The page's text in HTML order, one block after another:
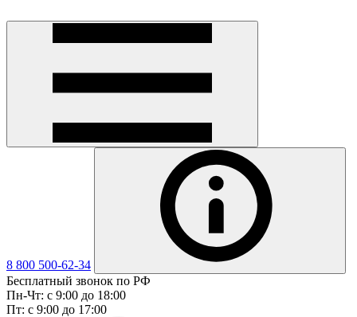
8 800 500-62-34
Бесплатный звонок по РФ
Пн-Чт: с 9:00 до 18:00
Пт: с 9:00 до 17:00